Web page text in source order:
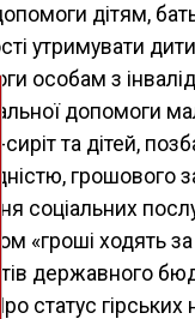
дітям,
утримувати
особам з
допомоги
та дітей,
соціальних
«гроші ходять
державного
статус гірських